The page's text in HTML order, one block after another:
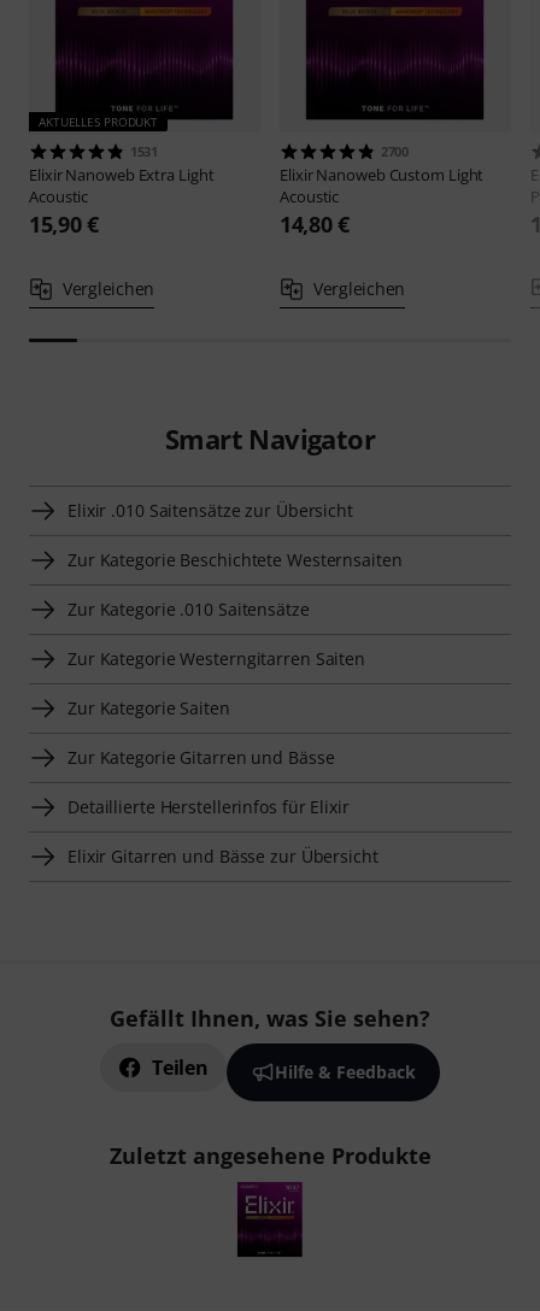
AKTUELLES PRODUKT
1531
ElixirNanoweb Extra Light
Acoustic
15,90 €
Vergleichen
2700
ElixirNanoweb Custom Light
Acoustic
14,80 €
Vergleichen
Smart Navigator
Elixir .010 Saitensätze zur Übersicht
Zur Kategorie Beschichtete Westernsaiten
Zur Kategorie .010 Saitensätze
Zur Kategorie Westerngitarren Saiten
Zur Kategorie Saiten
Zur Kategorie Gitarren und Bässe
Detaillierte Herstellerinfos für Elixir
Elixir Gitarren und Bässe zur Übersicht
Gefällt Ihnen, was Sie sehen?
Teilen Hilfe & Feedback
Zuletzt angesehene Produkte